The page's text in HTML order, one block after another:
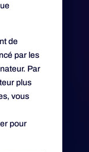
de
par les
Par
plus
vous
pour